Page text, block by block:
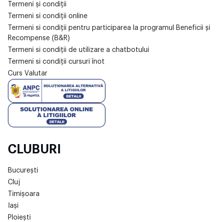
Termeni și condiții
Termeni si condiții online
Termeni si condiții pentru participarea la programul Beneficii și
Recompense (B&R)
Termeni si condiții de utilizare a chatbotului
Termeni si condiții cursuri înot
Curs Valutar
CLUBURI
București
Cluj
Timișoara
Iași
Ploiești